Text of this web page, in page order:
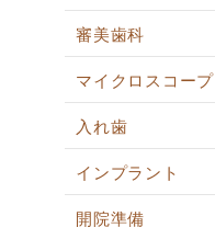
審美歯科
マイクロスコープ
入れ歯
インプラント
開院準備